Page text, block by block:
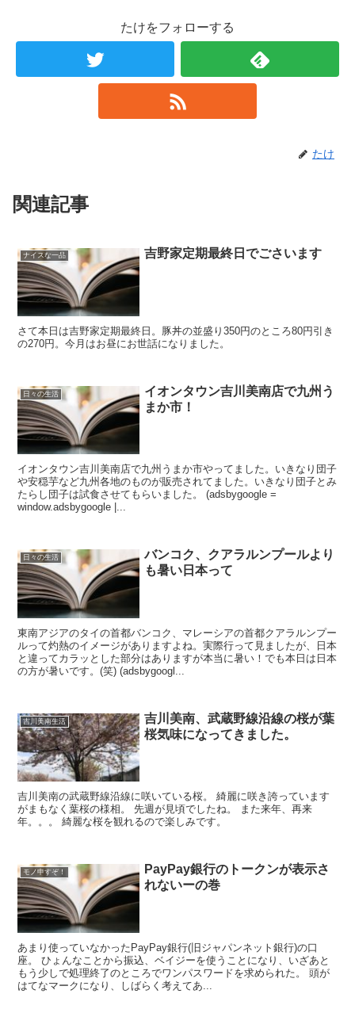
たけをフォローする
たけ
関連記事
ナイスな一品 吉野家定期最終日でごさいます
さて本日は吉野家定期最終日。豚丼の並盛り350円のところ80円引き
の270円。今月はお昼にお世話になりました。
日々の生活
イオンタウン吉川美南店で九州う
まか市！
イオンタウン吉川美南店で九州うまか市やってました。いきなり団子
や安穏芋など九州各地のものが販売されてました。いきなり団子とみ
たらし団子は試食させてもらいました。 (adsbygoogle =
window.adsbygoogle |...
日々の生活
バンコク、クアラルンプールより
も暑い日本って
東南アジアのタイの首都バンコク、マレーシアの首都クアラルンプー
ルって灼熱のイメージがありますよね。実際行って見ましたが、日本
と違ってカラッとした部分はありますが本当に暑い！でも本日は日本
の方が暑いです。(笑) (adsbygoogl...
吉川美南生活
吉川美南、武蔵野線沿線の桜が葉
桜気味になってきました。
吉川美南の武蔵野線沿線に咲いている桜。 綺麗に咲き誇っています
がまもなく葉桜の様相。 先週が見頃でしたね。 また来年、再来
年。。。 綺麗な桜を観れるので楽しみです。
モノ申すぞ！
PayPay銀行のトークンが表示さ
れないーの巻
あまり使っていなかったPayPay銀行(旧ジャパンネット銀行)の口
座。 ひょんなことから振込、ベイジーを使うことになり、いざあと
もう少しで処理終了のところでワンパスワードを求められた。 頭が
はてなマークになり、しばらく考えてあ...